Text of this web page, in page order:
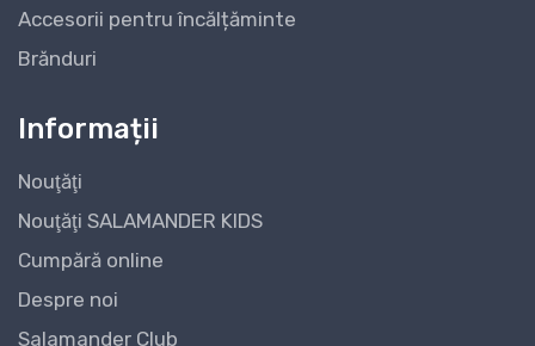
Accesorii pentru încălțăminte
Brănduri
Informații
Nouţăţi
Nouţăţi SALAMANDER KIDS
Cumpără online
Despre noi
Salamander Club